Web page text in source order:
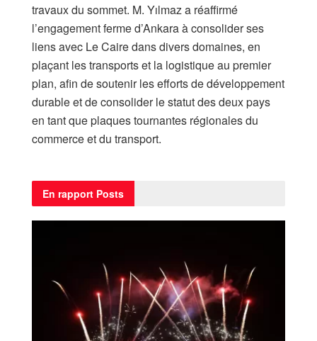
travaux du sommet. M. Yılmaz a réaffirmé
l’engagement ferme d’Ankara à consolider ses
liens avec Le Caire dans divers domaines, en
plaçant les transports et la logistique au premier
plan, afin de soutenir les efforts de développement
durable et de consolider le statut des deux pays
en tant que plaques tournantes régionales du
commerce et du transport.
En rapport Posts